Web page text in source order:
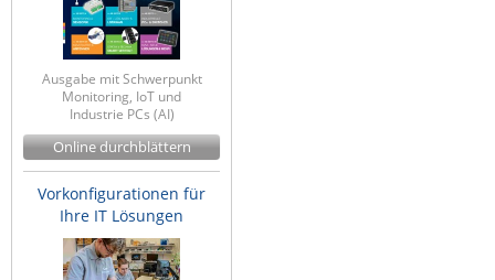
Ausgabe mit Schwerpunkt
Monitoring, IoT und
Industrie PCs (AI)
Online durchblättern
Vorkonfigurationen für
Ihre IT Lösungen